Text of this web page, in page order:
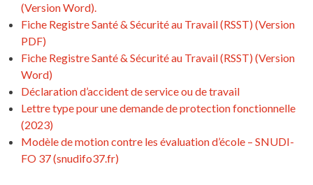
(Version Word).
Fiche Registre Santé & Sécurité au Travail (RSST) (Version
PDF)
Fiche Registre Santé & Sécurité au Travail (RSST) (Version
Word)
Déclaration d’accident de service ou de travail
Lettre type pour une demande de protection fonctionnelle
(2023)
Modèle de motion contre les évaluation d’école – SNUDI-
FO 37 (snudifo37.fr)